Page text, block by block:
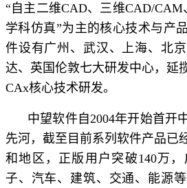
“自主二维CAD、三维CAD/
学科仿真”为主的核心技术与产
件设有广州、武汉、上海、北
达、英国伦敦七大研发中心，延
CAx核心技术研发。
中望软件自2004年开始首开
先河，截至目前系列软件产品已
和地区，正版用户突破140万
子、汽车、建筑、交通、能源